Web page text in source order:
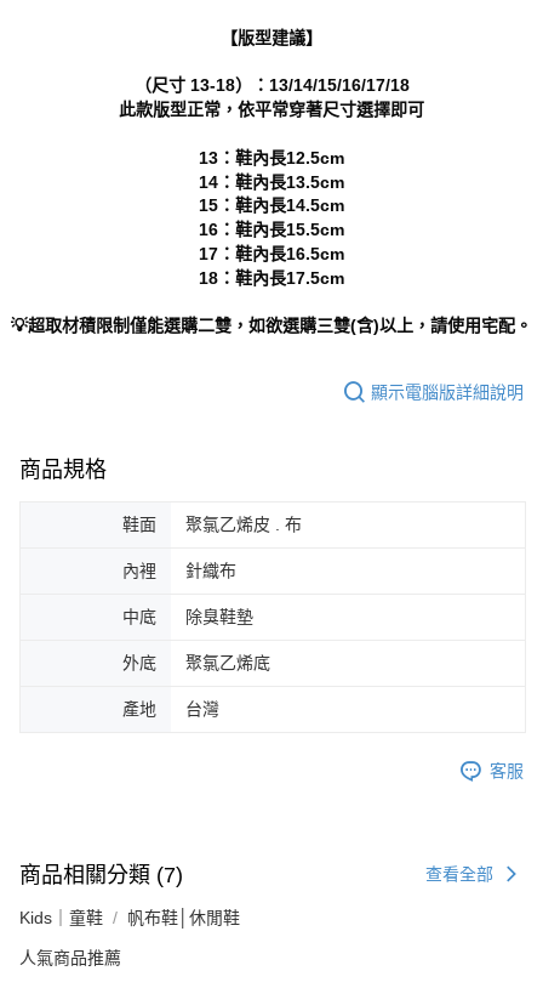
時審查核予不同之上限額度；若仍有額度不足之情形，本公司將視審查結果
５．嚴禁一人註冊多個帳號或使用他人資訊註冊。若發現惡意使用之情形，
恩沛科技股份有限公司將有權停止該用戶之使用額度並採取法律行動。
【版型建議】
（尺寸 13-18）：13/14/15/16/17/18
此款版型正常，依平常穿著尺寸選擇即可
13：鞋內長12.5cm
14：鞋內長13.5cm
15：鞋內長14.5cm
16：鞋內長15.5cm
17：鞋內長16.5cm
18：鞋內長17.5cm
💡超取材積限制僅能選購二雙，如欲選購三雙(含)以上，請使用宅配。
顯示電腦版詳細說明
商品規格
鞋面 聚氯乙烯皮 . 布
內裡 針織布
中底 除臭鞋墊
外底 聚氯乙烯底
產地 台灣
客服
商品相關分類 (7) 查看全部
Kids｜童鞋 帆布鞋│休閒鞋
人氣商品推薦